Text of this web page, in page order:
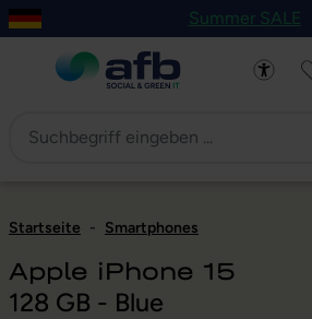
Hauptinhalt springen
Zur Navigation der B2B-Plattform
Summer SALE
Startseite - Smartphones
Apple iPhone 15
128 GB - Blue